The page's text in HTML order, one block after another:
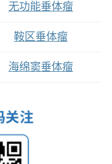
无功能垂体瘤
鞍区垂体瘤
海绵窦垂体瘤